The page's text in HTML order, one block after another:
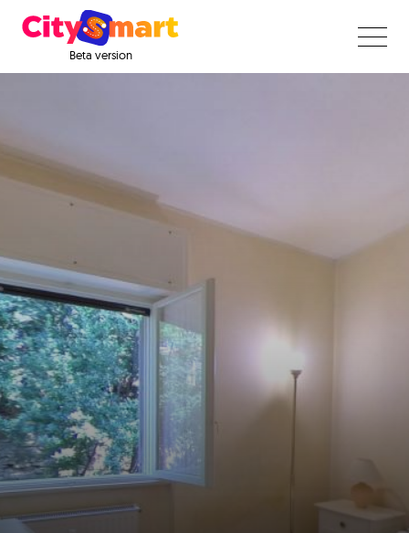
Beta version